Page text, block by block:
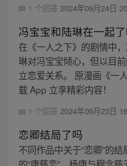
1 个回答 2024年09月24日
冯宝宝和陆琳在一起
在《一人之下》的剧情中
琳对冯宝宝倾心，但以目
立恋爱关系。 原漫画《一
载 App 立享精彩内容！
1 个回答 2024年09月23日
恋卿结局了吗
不同作品中关于“恋卿”的